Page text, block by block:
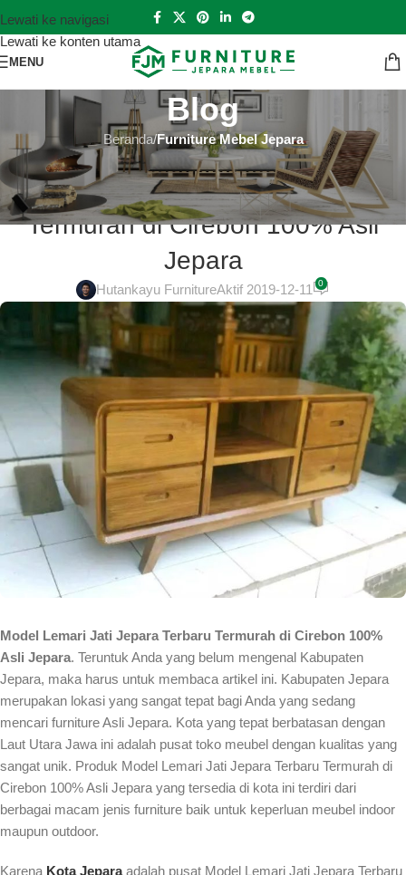
Lewati ke navigasi
Lewati ke konten utama
MENU
Blog
Beranda/Furniture Mebel Jepara
FURNITURE MEBEL JEPARA
Model Lemari Jati Jepara Terbaru
Termurah di Cirebon 100% Asli
Jepara
Hutankayu FurnitureAktif 2019-12-11 0
Model Lemari Jati Jepara Terbaru Termurah di Cirebon 100%
Asli Jepara. Teruntuk Anda yang belum mengenal Kabupaten
Jepara, maka harus untuk membaca artikel ini. Kabupaten Jepara
merupakan lokasi yang sangat tepat bagi Anda yang sedang
mencari furniture Asli Jepara. Kota yang tepat berbatasan dengan
Laut Utara Jawa ini adalah pusat toko meubel dengan kualitas yang
sangat unik. Produk Model Lemari Jati Jepara Terbaru Termurah di
Cirebon 100% Asli Jepara yang tersedia di kota ini terdiri dari
berbagai macam jenis furniture baik untuk keperluan meubel indoor
maupun outdoor.
Karena Kota Jeparaadalah pusat Model Lemari Jati Jepara Terbaru